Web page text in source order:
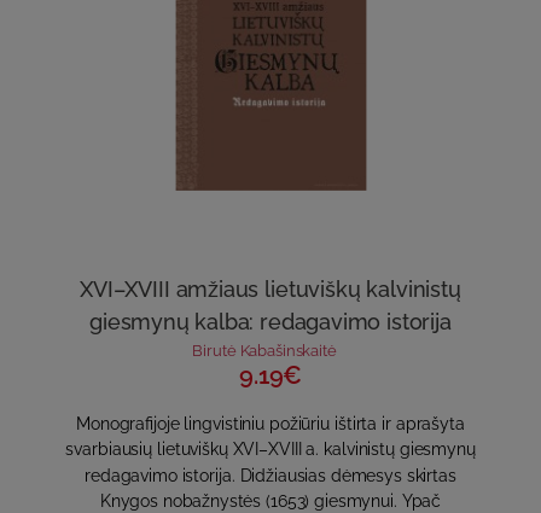
XVI–XVIII amžiaus lietuviškų kalvinistų
giesmynų kalba: redagavimo istorija
Birutė Kabašinskaitė
9.19€
Monografijoje lingvistiniu požiūriu ištirta ir aprašyta
svarbiausių lietuviškų XVI–XVIII a. kalvinistų giesmynų
redagavimo istorija. Didžiausias dėmesys skirtas
Knygos nobažnystės (1653) giesmynui. Ypač